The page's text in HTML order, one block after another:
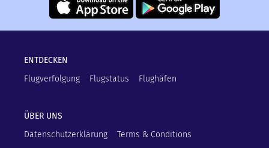
ENTDECKEN
Flugverfolgung
Flugstatus Flughäfen
ÜBER UNS
Datenschutzerklärung
Terms & Conditions